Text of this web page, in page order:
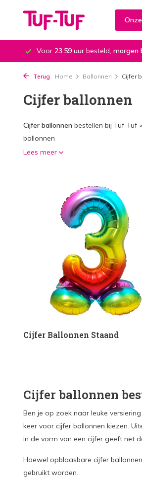
Voor 23.59 uur besteld, morgen
Terug Home Ballonnen Cijfer
Cijfer ballonnen
Cijfer ballonnen bestellen bij Tuf-Tuf
ballonnen
Lees meer
Cijfer Ballonnen Staand
Cijfer ballonnen
Ben je op zoek naar leuke
keer voor cijfer ballonnen kiezen.
in de vorm van een cijfer geeft net
Hoewel opblaasbare cijfer
gebruikt worden.